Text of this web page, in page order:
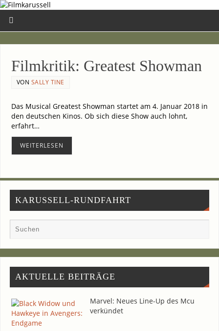
Film­kri­tik: Grea­test Showman
VON SALLY TINE
Das Musi­cal Grea­test Show­man star­tet am 4. Janu­ar 2018 in
den deut­schen Kinos. Ob sich die­se Show auch lohnt,
erfahrt…
WEI­TER­LE­SEN
KARUSSELL-RUNDFAHRT
AKTU­EL­LE BEITRÄGE
Mar­vel: Neu­es Line-Up des Mcu
verkündet